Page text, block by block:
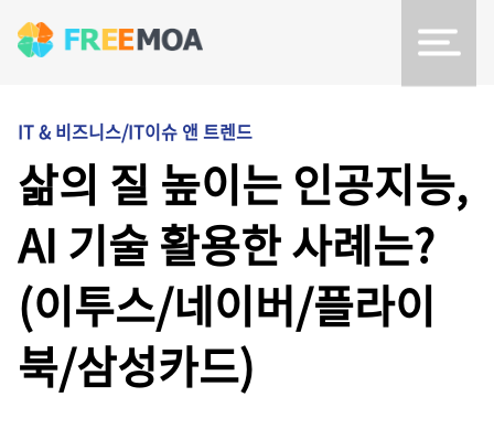
IT & 비즈니스/IT이슈 앤 트렌드
삶의 질 높이는 인공지능,
AI 기술 활용한 사례는?
(이투스/네이버/플라이
북/삼성카드)